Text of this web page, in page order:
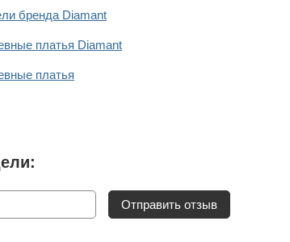
бренда Diamant
платья Diamant
платья
Отправить отзыв